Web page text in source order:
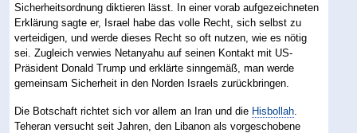
Sicherheitsordnung diktieren lässt. In einer vorab aufgezeichneten
Erklärung sagte er, Israel habe das volle Recht, sich selbst zu
verteidigen, und werde dieses Recht so oft nutzen, wie es nötig
sei. Zugleich verwies Netanyahu auf seinen Kontakt mit US-
Präsident Donald Trump und erklärte sinngemäß, man werde
gemeinsam Sicherheit in den Norden Israels zurückbringen.
Die Botschaft richtet sich vor allem an Iran und die Hisbollah
Teheran versucht seit Jahren, den Libanon als vorgeschobene